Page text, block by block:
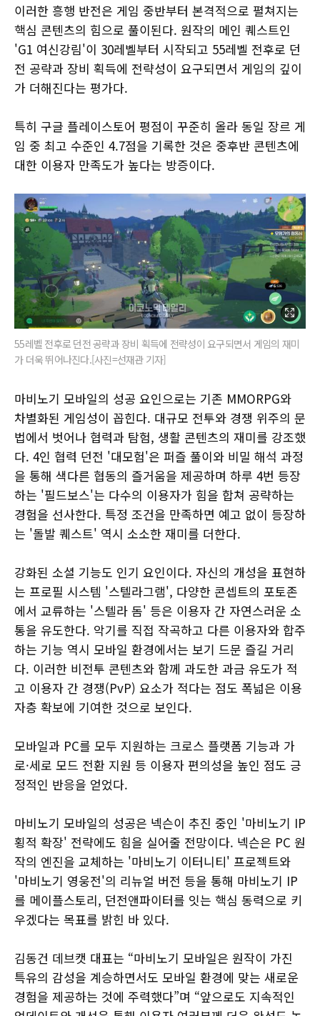
이러한 흥행 반전은 게임 중반부터 본격적으로 펼쳐지는
핵심 콘텐츠의 힘으로 풀이된다. 원작의 메인 퀘스트인
'G1 여신강림'이 30레벨부터 시작되고 55레벨 전후로 던
전 공략과 장비 획득에 전략성이 요구되면서 게임의 깊이
가 더해진다는 평가다.
특히 구글 플레이스토어 평점이 꾸준히 올라 동일 장르 게
임 중 최고 수준인 4.7점을 기록한 것은 중후반 콘텐츠에
대한 이용자 만족도가 높다는 방증이다.
55레벨 전후로 던전 공략과 장비 획득에 전략성이 요구되면서 게임의 재미
가 더욱 뛰어나진다.[사진=선재관 기자]
마비노기 모바일의 성공 요인으로는 기존 MMORPG와
차별화된 게임성이 꼽힌다. 대규모 전투와 경쟁 위주의 문
법에서 벗어나 협력과 탐험, 생활 콘텐츠의 재미를 강조했
다. 4인 협력 던전 '대모험'은 퍼즐 풀이와 비밀 해석 과정
을 통해 색다른 협동의 즐거움을 제공하며 하루 4번 등장
하는 '필드보스'는 다수의 이용자가 힘을 합쳐 공략하는
경험을 선사한다. 특정 조건을 만족하면 예고 없이 등장하
는 '돌발 퀘스트' 역시 소소한 재미를 더한다.
강화된 소셜 기능도 인기 요인이다. 자신의 개성을 표현하
는 프로필 시스템 '스텔라그램', 다양한 콘셉트의 포토존
에서 교류하는 '스텔라 돔' 등은 이용자 간 자연스러운 소
통을 유도한다. 악기를 직접 작곡하고 다른 이용자와 합주
하는 기능 역시 모바일 환경에서는 보기 드문 즐길 거리
다. 이러한 비전투 콘텐츠와 함께 과도한 과금 유도가 적
고 이용자 간 경쟁(PvP) 요소가 적다는 점도 폭넓은 이용
자층 확보에 기여한 것으로 보인다.
모바일과 PC를 모두 지원하는 크로스 플랫폼 기능과 가
로·세로 모드 전환 지원 등 이용자 편의성을 높인 점도 긍
정적인 반응을 얻었다.
마비노기 모바일의 성공은 넥슨이 추진 중인 '마비노기 IP
횡적 확장' 전략에도 힘을 실어줄 전망이다. 넥슨은 PC 원
작의 엔진을 교체하는 '마비노기 이터니티' 프로젝트와
'마비노기 영웅전'의 리뉴얼 버전 등을 통해 마비노기 IP
를 메이플스토리, 던전앤파이터를 잇는 핵심 동력으로 키
우겠다는 목표를 밝힌 바 있다.
김동건 데브캣 대표는 “마비노기 모바일은 원작이 가진
특유의 감성을 계승하면서도 모바일 환경에 맞는 새로운
경험을 제공하는 것에 주력했다”며 “앞으로도 지속적인